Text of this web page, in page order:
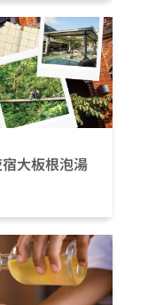
大板根泡湯